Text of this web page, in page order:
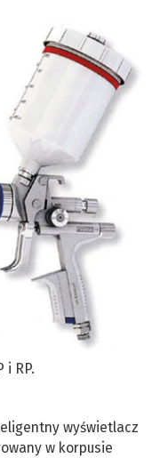
i RP.
wyświetlacz
w korpusie